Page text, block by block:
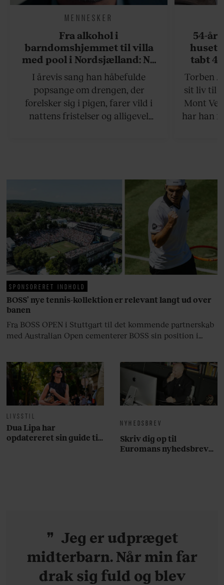
MENNESKER
Fra alkohol i
barndomshjemmet til villa
med pool i Nordsjælland: Nu
skal du høre sandheden om
Rasmus Seebach
I årevis sang han håbefulde
popsange om drengen, der
forelsker sig i pigen, farer vild i
nattens fristelser og alligevel
blevet voksen. Her indtager
fortællerens plads i et portræt om
arv, angst, familieliv, frygten for
at miste stemmen og den
livsglæde, han nægter at give slip
på.
54-
huset
tabt
Torben
sit liv til
Mont
har han
LIVSSTIL
Dua Lipa har
opdatereret sin guide til
NYHEDSBREV
Skriv dig op til
Euromans nyhedsbrev
SPONSORERET INDHOLD
BOSS’ nye tennis-kollektion er relevant langt ud over
banen
Fra BOSS OPEN i Stuttgart til det kommende partnerskab
med Australian Open cementerer BOSS sin position i
Jeg er udpræget
midterbarn. Når min far
drak sig fuld og blev